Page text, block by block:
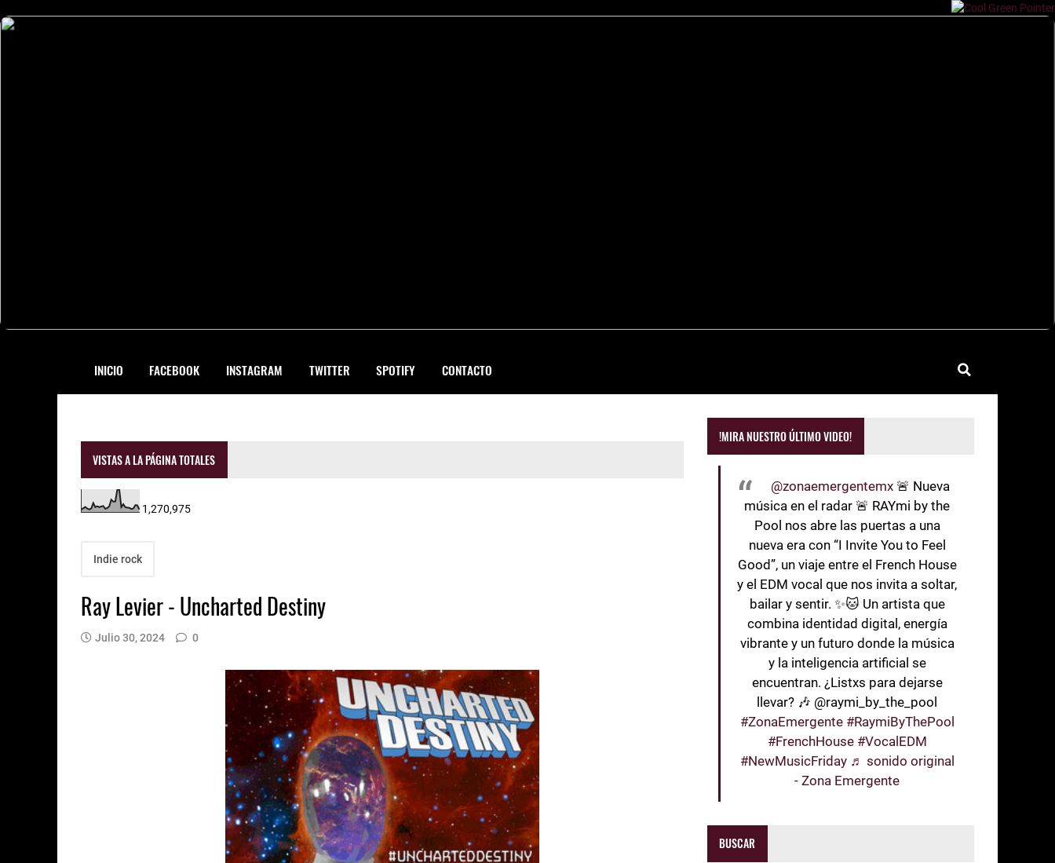
INICIO FACEBOOK INSTAGRAM TWITTER SPOTIFY CONTACTO
VISTAS A LA PÁGINA TOTALES
1,270,975
Indie rock
Ray Levier - Uncharted Destiny
Julio 30, 2024 0
!MIRA NUESTRO ÚLTIMO VIDEO!
@zonaemergentemx 🚨 Nueva
música en el radar 🚨 RAYmi by the
Pool nos abre las puertas a una
nueva era con “I Invite You to Feel
Good”, un viaje entre el French House
y el EDM vocal que nos invita a soltar,
bailar y sentir. ✨🐱 Un artista que
combina identidad digital, energía
vibrante y un futuro donde la música
y la inteligencia artificial se
encuentran. ¿Listxs para dejarse
llevar? 🎶 @raymi_by_the_pool
#ZonaEmergente #RaymiByThePool
#FrenchHouse #VocalEDM
#NewMusicFriday ♬ sonido original
- Zona Emergente
BUSCAR